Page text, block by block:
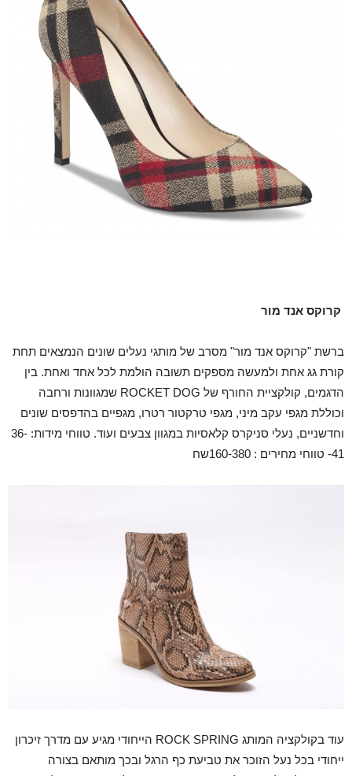
קרוקס אנד מור
ברשת "קרוקס אנד מור" מסרב של מותגי נעלים שונים הנמצאים תחת
קורת גג אחת ולמעשה מספקים תשובה הולמת לכל אחד ואחת. בין
הדגמים, קולקציית החורף של ROCKET DOG שמגוונות ורחבה
וכוללת מגפי עקב מיני, מגפי טרקטור רטרו, מגפיים בהדפסים שונים
וחדשניים, נעלי סניקרס קלאסיות במגוון צבעים ועוד. טווחי מידות: 36-
41- טווחי מחירים : 160-380שח
עוד בקולקציה המותג ROCK SPRING הייחודי מגיע עם מדרך זיכרון
ייחודי בכל נעל הזוכר את טביעת כף הרגל ובכך מותאם בצורה